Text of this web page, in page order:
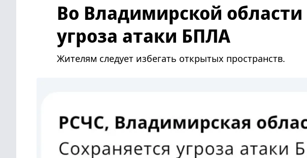
Во Владимирской области
угроза атаки БПЛА
Жителям следует избегать открытых пространств.